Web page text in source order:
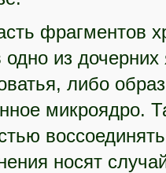
фрагментов
одно из
либо
микроядро.
носят